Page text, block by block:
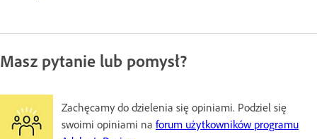
Masz pytanie lub pomysł?
Zachęcamy do dzielenia się opiniami. Podziel się
swoimi opiniami na forum użytkowników programu